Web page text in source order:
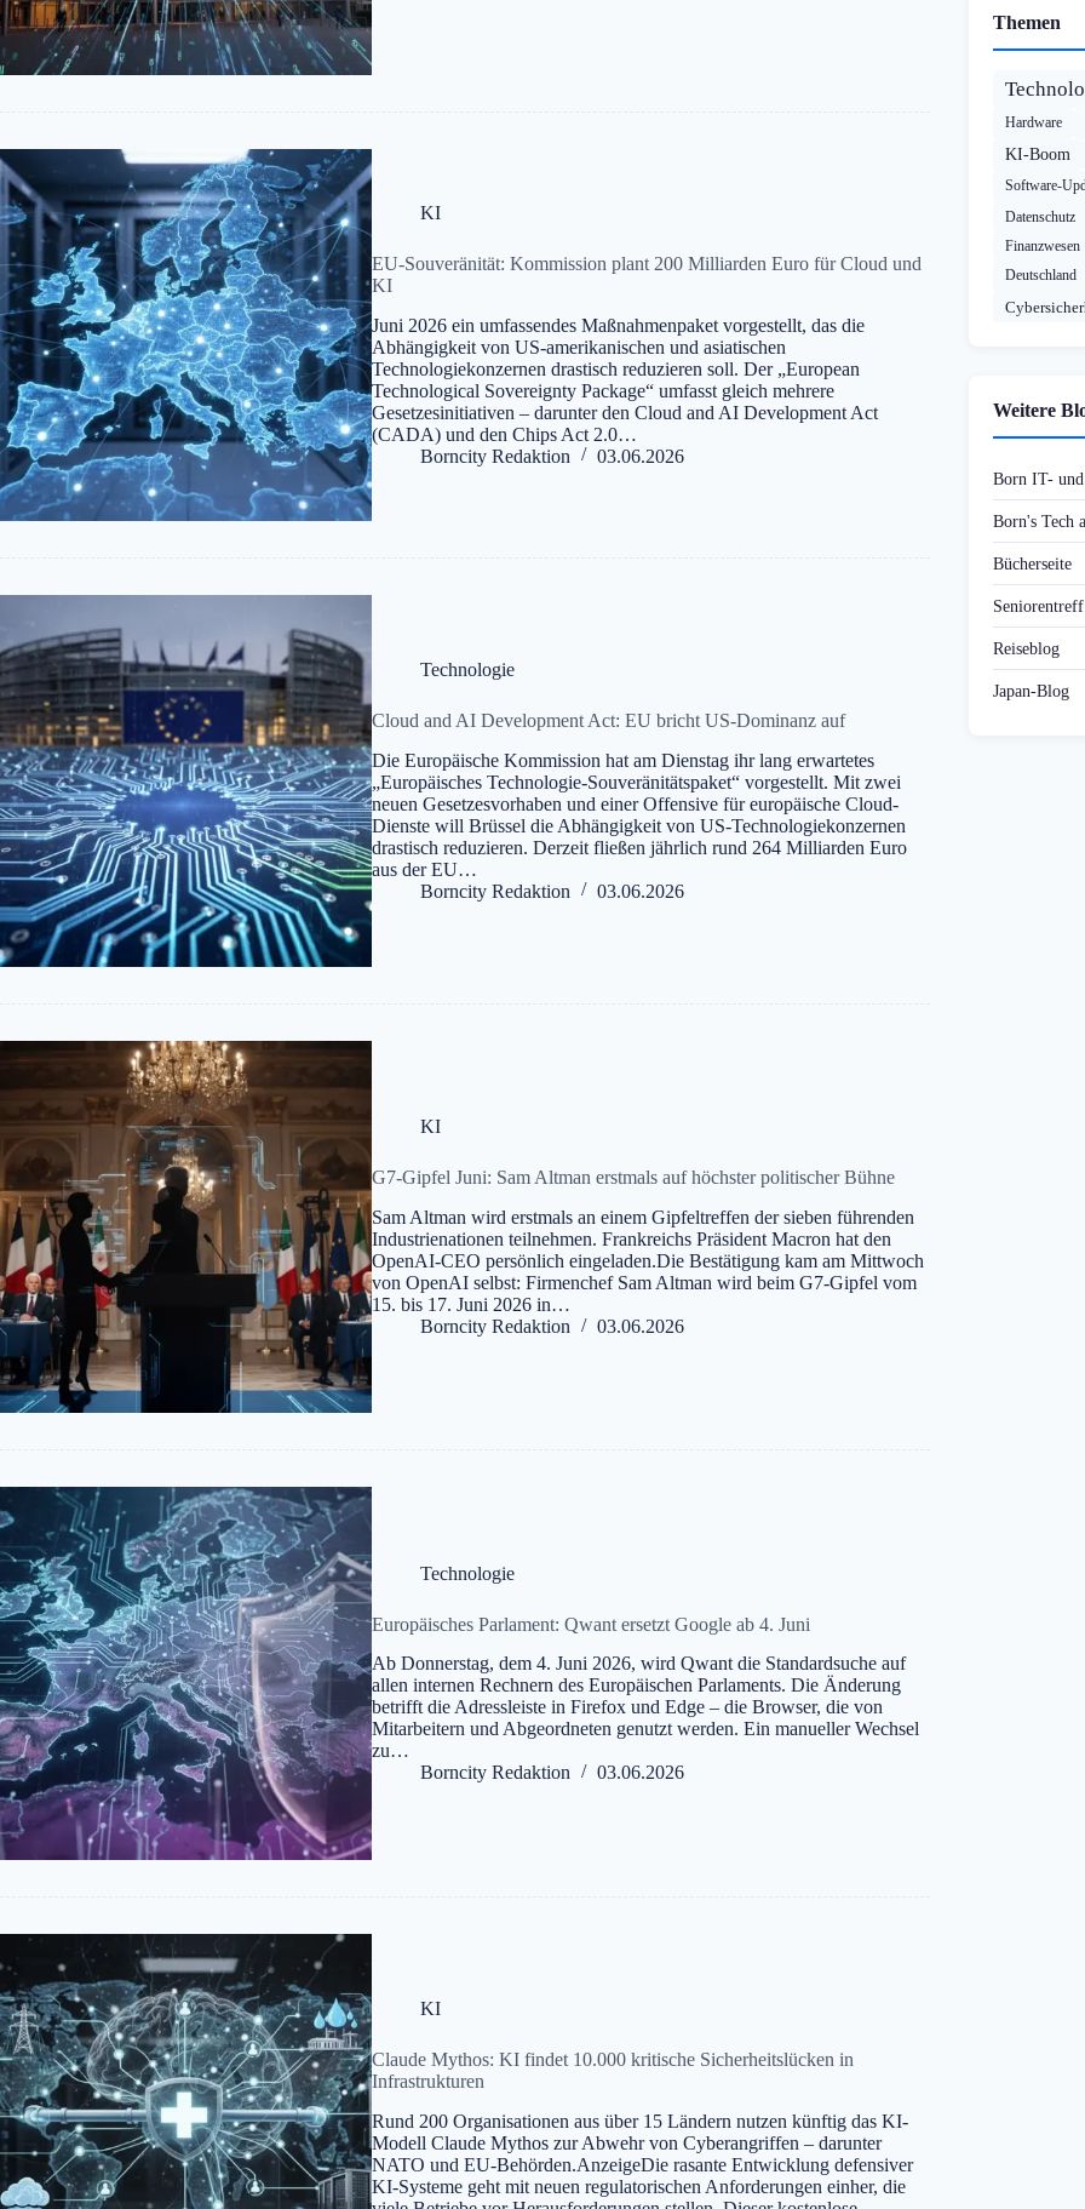
KI
EU-Souveränität: Kommission plant 200 Milliarden Euro für Cloud und
KI
Juni 2026 ein umfassendes Maßnahmenpaket vorgestellt, das die
Abhängigkeit von US-amerikanischen und asiatischen
Technologiekonzernen drastisch reduzieren soll. Der „European
Technological Sovereignty Package“ umfasst gleich mehrere
Gesetzesinitiativen – darunter den Cloud and AI Development Act
(CADA) und den Chips Act 2.0…
Borncity Redaktion
03.06.2026
Technologie
Cloud and AI Development Act: EU bricht US-Dominanz auf
Die Europäische Kommission hat am Dienstag ihr lang erwartetes
„Europäisches Technologie-Souveränitätspaket“ vorgestellt. Mit zwei
neuen Gesetzesvorhaben und einer Offensive für europäische Cloud-
Dienste will Brüssel die Abhängigkeit von US-Technologiekonzernen
drastisch reduzieren. Derzeit fließen jährlich rund 264 Milliarden Euro
aus der EU…
Borncity Redaktion
03.06.2026
KI
G7-Gipfel Juni: Sam Altman erstmals auf höchster politischer Bühne
Sam Altman wird erstmals an einem Gipfeltreffen der sieben führenden
Industrienationen teilnehmen. Frankreichs Präsident Macron hat den
OpenAI-CEO persönlich eingeladen.Die Bestätigung kam am Mittwoch
von OpenAI selbst: Firmenchef Sam Altman wird beim G7-Gipfel vom
15. bis 17. Juni 2026 in…
Borncity Redaktion
03.06.2026
Technologie
Europäisches Parlament: Qwant ersetzt Google ab 4. Juni
Ab Donnerstag, dem 4. Juni 2026, wird Qwant die Standardsuche auf
allen internen Rechnern des Europäischen Parlaments. Die Änderung
betrifft die Adressleiste in Firefox und Edge – die Browser, die von
Mitarbeitern und Abgeordneten genutzt werden. Ein manueller Wechsel
zu…
Borncity Redaktion
03.06.2026
KI
Claude Mythos: KI findet 10.000 kritische Sicherheitslücken in
Infrastrukturen
Rund 200 Organisationen aus über 15 Ländern nutzen künftig das KI-
Modell Claude Mythos zur Abwehr von Cyberangriffen – darunter
NATO und EU-Behörden.AnzeigeDie rasante Entwicklung defensiver
KI-Systeme geht mit neuen regulatorischen Anforderungen einher, die
Themen
Hardware
KI-Boom
Software-
Datenschutz
Finanzwesen
Deutschland
Weitere
Born IT-
Born's Tech
Bücherseite
Reiseblog
Japan-Blog